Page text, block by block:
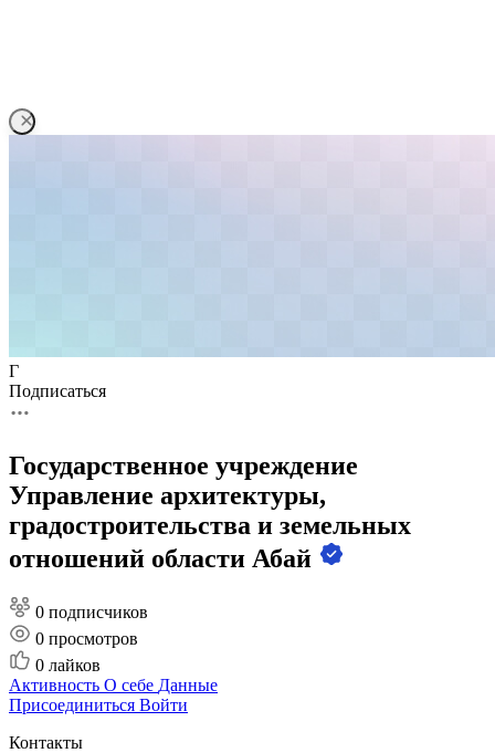
Г
Подписаться
Государственное учреждение
Управление архитектуры,
градостроительства и земельных
отношений области Абай
0 подписчиков
0 просмотров
0 лайков
Активность О себе Данные
Присоединиться Войти
Контакты